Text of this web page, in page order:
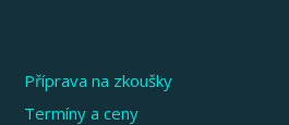
Příprava na zkoušky
Termíny a ceny